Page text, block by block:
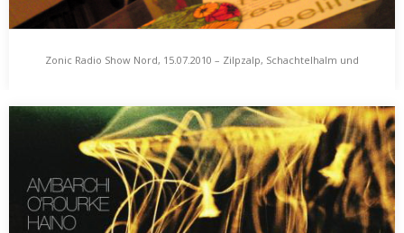
Zonic Radio Show Nord, 15.07.2010 – Zilpzalp,
Schachtelhalm und Trafomasten
Ein Flair von Brathähnchen und Legebatterien weht über die
Strände. Vor den Theken der Strandbars scheuern…
Zonic Radio Show Nord, 15.07.2010 – Zilpzalp, Schachtelhalm und
Trafomasten